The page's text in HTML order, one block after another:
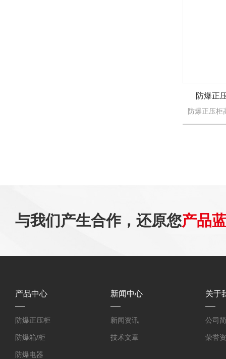
防爆正
与我们产生合作，还原您产品
产品中心
防爆正压柜
防爆箱/柜
防爆电器
新闻中心
新闻资讯
技术文章
关于
公司
荣誉